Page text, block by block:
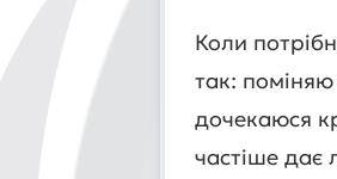
Коли
так:
дочекаюся
частіше дає